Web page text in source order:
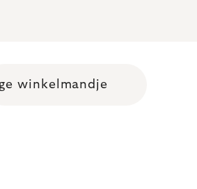
Shopping cart
winkelmandje